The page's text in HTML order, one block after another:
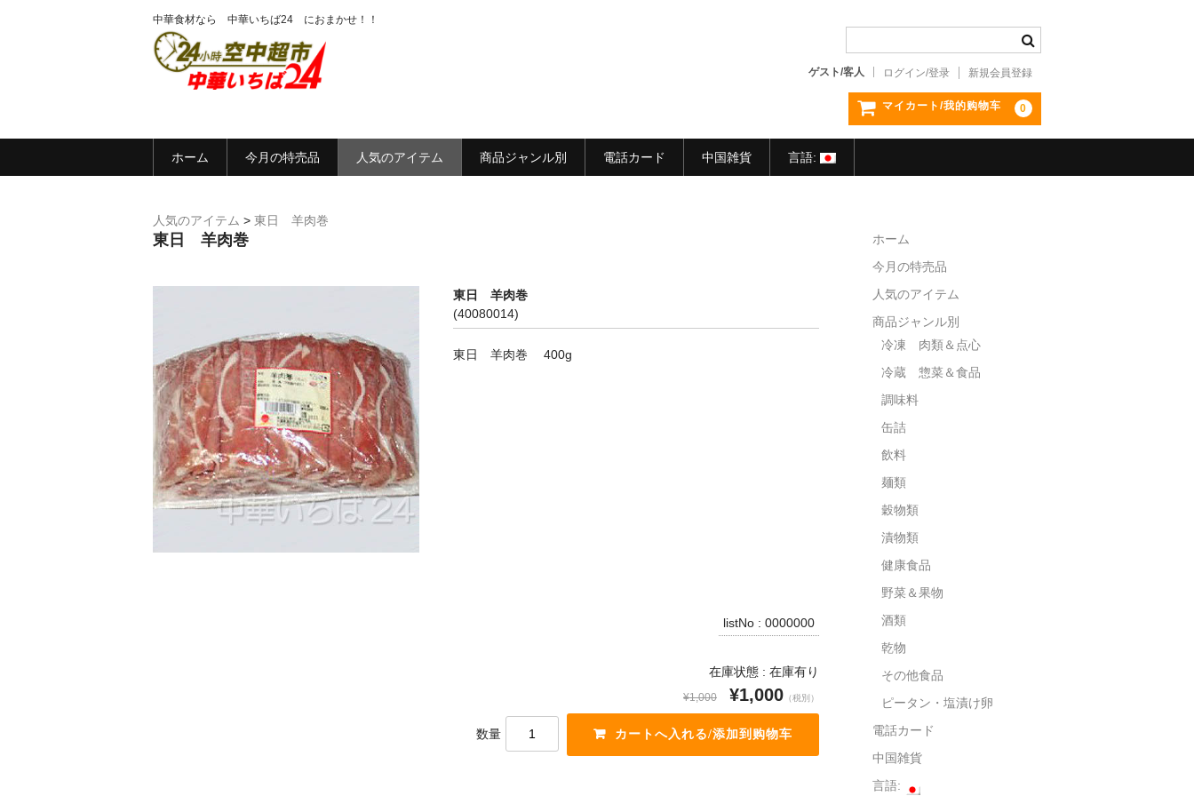
中華食材なら 中華いちば24 におまかせ！！
ゲスト/客人 ログイン/登录 新規会員登録
マイカート/我的购物车 0
ホーム 今月の特売品 人気のアイテム 商品ジャンル別 電話カード 中国雑貨 言語:
人気のアイテム > 東日 羊肉巻
東日 羊肉巻
東日 羊肉巻
(40080014)
東日 羊肉巻 400g
listNo : 0000000
在庫状態 : 在庫有り
¥1,000 ¥1,000 （税別）
数量
ホーム
今月の特売品
人気のアイテム
商品ジャンル別
冷凍 肉類＆点心
冷蔵 惣菜＆食品
調味料
缶詰
飲料
麺類
穀物類
漬物類
健康食品
野菜＆果物
酒類
乾物
その他食品
ピータン・塩漬け卵
電話カード
中国雑貨
言語: